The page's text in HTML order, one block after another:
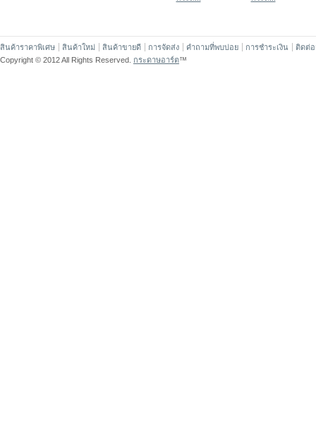
สินค้าราคาพิเศษ สินค้าใหม่ สินค้าขายดี การจัดส่ง คำถามที่พบบ่อย การชำระเงิน
ติดต่อ
Copyright © 2012 All Rights Reserved. กระดาษอาร์ต™